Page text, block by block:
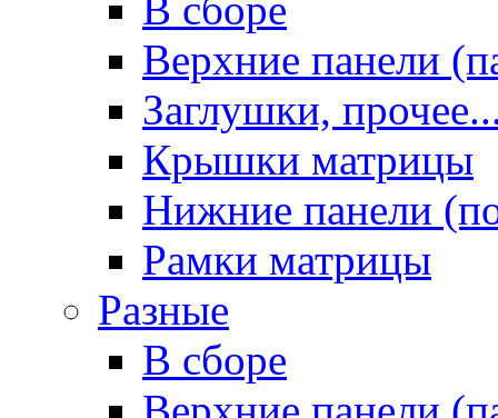
Верхние панели
Заглушки,
Крышки матрицы
Нижние панели
Рамки матрицы
Разные
В сборе